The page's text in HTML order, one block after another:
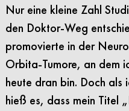
Nur eine kleine Zahl
den Doktor-Weg
promovierte in der
Orbita-Tumore, an dem
heute dran bin. Doch als
hieß es, dass mein Titel